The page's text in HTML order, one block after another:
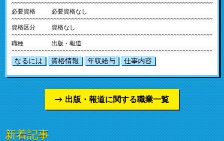
必要資格 必要資格なし
資格区分 資格なし
職種 出版・報道
なるには 資格情報 年収給与 仕事内容
出版・報道に関する職業一覧
新着記事